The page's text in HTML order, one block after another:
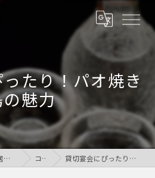
たり！パオ焼き
の魅力
大阪府天神橋筋六丁目の居酒屋なら鶏居酒屋pao福 コラム 貸切宴会にぴったり！パオ焼き鳥の魅力